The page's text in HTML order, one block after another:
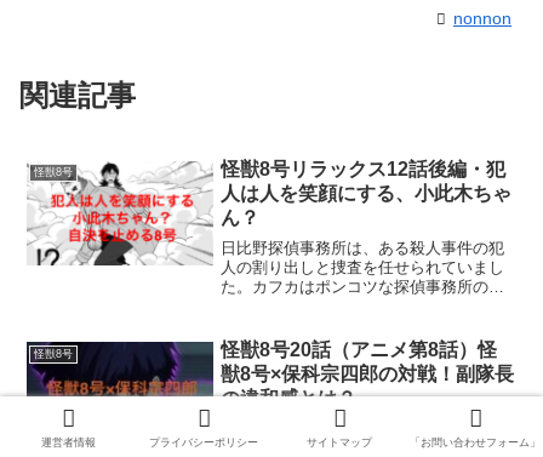
nonnon
関連記事
怪獣8号
怪獣8号リラックス12話後編・犯
人は人を笑顔にする、小此木ちゃ
ん？
日比野探偵事務所は、ある殺人事件の犯
人の割り出しと捜査を任せられていまし
た。カフカはポンコツな探偵事務所の所
んな、満面の笑みを浮かべていて、背中
から槍が刺されているとい...
怪獣8号
怪獣8号20話（アニメ第8話）怪
獣8号×保科宗四郎の対戦！副隊長
の違和感とは？
怪獣8号である日比野カフカは、第3部隊
の副隊長である保科宗四郎と、こんなに
運営者情報 プライバシーポリシー サイトマップ 「お問い合わせフォーム」